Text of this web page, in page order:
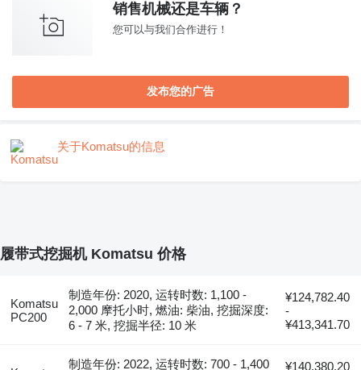
销售机械还是车辆？
您可以与我们合作进行！
发布您的广告
关于Komatsu的信息
履带式挖掘机 Komatsu 价格
Komatsu
PC200
制造年份: 2020, 运转时数: 1,100 -
2,000 摩托小时, 燃油: 柴油, 挖掘深度:
6 - 7 米, 挖掘半径: 10 米
¥124,782.40
-
¥413,341.70
制造年份: 2022, 运转时数: 700 - 1,400 ¥140,380.20